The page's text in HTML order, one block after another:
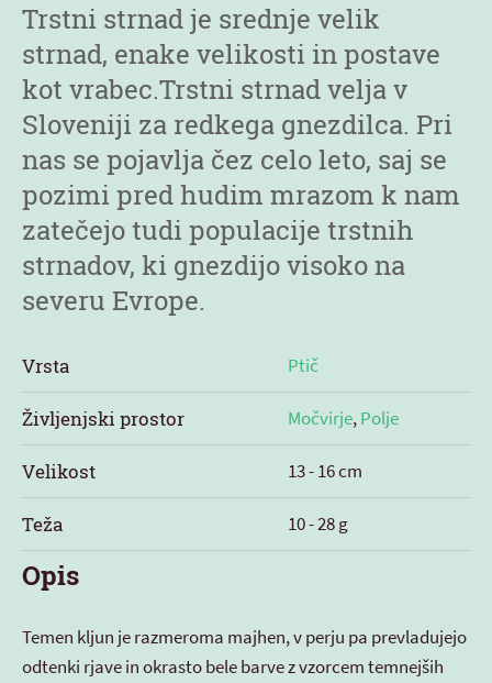
Trstni strnad je srednje velik
strnad, enake velikosti in postave
kot vrabec.Trstni strnad velja v
Sloveniji za redkega gnezdilca. Pri
nas se pojavlja čez celo leto, saj se
pozimi pred hudim mrazom k nam
zatečejo tudi populacije trstnih
strnadov, ki gnezdijo visoko na
severu Evrope.
Vrsta Ptič
Življenjski prostor Močvirje,Polje
Velikost 13 - 16 cm
Teža 10 - 28 g
Opis
Temen kljun je razmeroma majhen, v perju pa prevladujejo
odtenki rjave in okrasto bele barve z vzorcem temnejših